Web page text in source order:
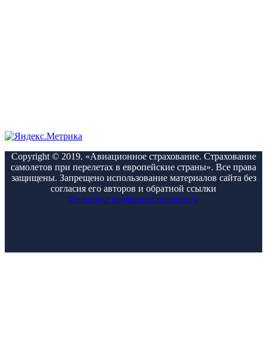
Copyright © 2019. «Авиационное страхование. Страхование
самолетов при перелетах в европейские страны». Все права
защищены. Запрещено использование материалов сайта без
согласия его авторов и обратной ссылки
Политика конфиденциальности